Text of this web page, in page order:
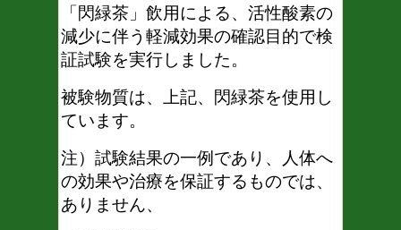
「閃緑茶」飲用による、活性酸素の
減少に伴う軽減効果の確認目的で検
証試験を実行しました。
被験物質は、上記、閃緑茶を使用し
ています。
注）試験結果の一例であり、人体へ
の効果や治療を保証するものでは、
ありません、